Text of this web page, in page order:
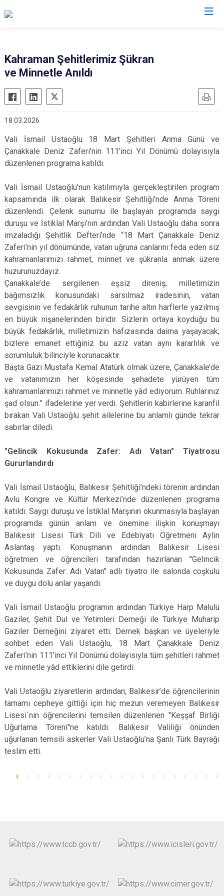
Kahraman Şehitlerimiz Şükran
ve Minnetle Anıldı
18.03.2026
Vali İsmail Ustaoğlu 18 Mart Şehitleri Anma Günü ve
Çanakkale Deniz Zaferi’nin 111’inci Yıl Dönümü dolayısıyla
düzenlenen programa katıldı.
Vali İsmail Ustaoğlu’nun katılımıyla gerçekleştirilen program
kapsamında ilk olarak Balıkesir Şehitliği’nde Anma Töreni
düzenlendi. Çelenk sunumu ile başlayan programda saygı
duruşu ve İstiklal Marşı’nın ardından Vali Ustaoğlu daha sonra
imzaladığı Şehitlik Defteri’nde “18 Mart Çanakkale Deniz
Zaferi’nin yıl dönümünde, vatan uğruna canlarını feda eden siz
kahramanlarımızı rahmet, minnet ve şükranla anmak üzere
huzurunuzdayız.
Çanakkale’de sergilenen eşsiz direniş; milletimizin
bağımsızlık konusundaki sarsılmaz iradesinin, vatan
sevgisinin ve fedakârlık ruhunun tarihe altın harflerle yazılmış
en büyük nişanelerinden biridir. Sizlerin ortaya koyduğu bu
büyük fedakârlık, milletimizin hafızasında daima yaşayacak;
bizlere emanet ettiğiniz bu aziz vatan aynı kararlılık ve
sorumluluk bilinciyle korunacaktır.
Başta Gazi Mustafa Kemal Atatürk olmak üzere, Çanakkale’de
ve vatanımızın her köşesinde şehadete yürüyen tüm
kahramanlarımızı rahmet ve minnetle yâd ediyorum. Ruhlarınız
şad olsun.” ifadelerine yer verdi. Şehitlerin kabirlerine karanfil
bırakan Vali Ustaoğlu şehit ailelerine bu anlamlı günde tekrar
sabırlar diledi.
"Gelincik Kokusunda Zafer: Adı Vatan" Tiyatrosu
Gururlandırdı
Vali İsmail Ustaoğlu, Balıkesir Şehitliği’ndeki törenin ardından
Avlu Kongre ve Kültür Merkezi’nde düzenlenen programa
katıldı. Saygı duruşu ve İstiklal Marşının okunmasıyla başlayan
programda günün anlam ve önemine ilişkin konuşmayı
Balıkesir Lisesi Türk Dili ve Edebiyatı Öğretmeni Aylin
Aslantaş yaptı. Konuşmanın ardından Balıkesir Lisesi
öğretmen ve öğrencileri tarafından hazırlanan "Gelincik
Kokusunda Zafer: Adı Vatan" adlı tiyatro ile salonda coşkulu
ve duygu dolu anlar yaşandı.
Vali İsmail Ustaoğlu programın ardından Türkiye Harp Malulü
Gaziler, Şehit Dul ve Yetimleri Derneği ile Türkiye Muharip
Gaziler Derneğini ziyaret etti. Dernek başkan ve üyeleriyle
sohbet eden Vali Ustaoğlu, 18 Mart Çanakkale Deniz
Zaferi’nin 111’inci Yıl Dönümü dolayısıyla tüm şehitleri rahmet
ve minnetle yâd ettiklerini dile getirdi.
Vali Ustaoğlu ziyaretlerin ardından; Balıkesir’de öğrencilerinin
tamamı cepheye gittiği için hiç mezun veremeyen Balıkesir
Lisesi´nin öğrencilerini temsilen düzenlenen "Keşşaf Birliği
Uğurlama Töreni"ne katıldı. Balıkesir Valiliği önünden
uğurlanan temsili askerler Vali Ustaoğlu’na Şanlı Türk Bayrağı
teslim etti.